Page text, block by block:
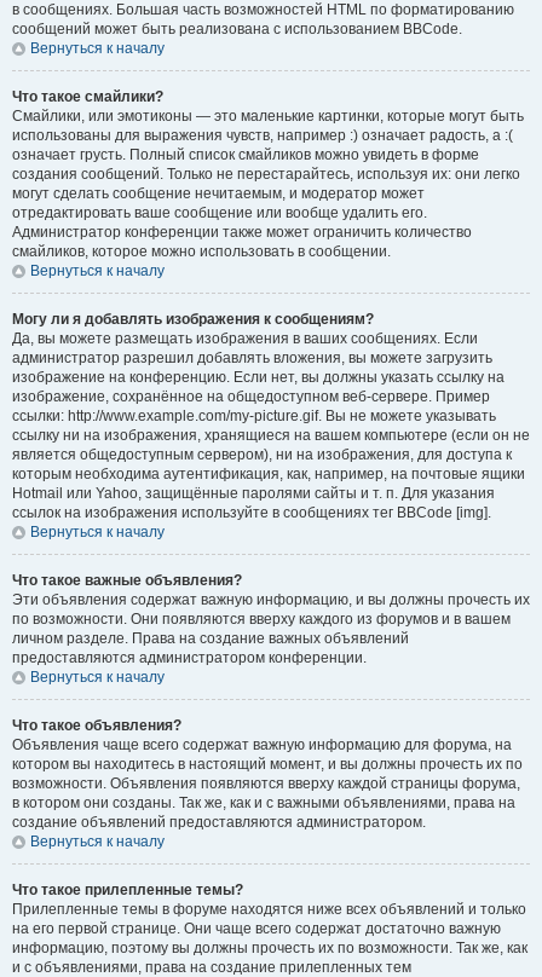
в сообщениях. Большая часть возможностей HTML по форматированию
сообщений может быть реализована с использованием BBCode.
Вернуться к началу
Что такое смайлики?
Смайлики, или эмотиконы — это маленькие картинки, которые могут быть
использованы для выражения чувств, например :) означает радость, а :(
означает грусть. Полный список смайликов можно увидеть в форме
создания сообщений. Только не перестарайтесь, используя их: они легко
могут сделать сообщение нечитаемым, и модератор может
отредактировать ваше сообщение или вообще удалить его.
Администратор конференции также может ограничить количество
смайликов, которое можно использовать в сообщении.
Вернуться к началу
Могу ли я добавлять изображения к сообщениям?
Да, вы можете размещать изображения в ваших сообщениях. Если
администратор разрешил добавлять вложения, вы можете загрузить
изображение на конференцию. Если нет, вы должны указать ссылку на
изображение, сохранённое на общедоступном веб-сервере. Пример
ссылки: http://www.example.com/my-picture.gif. Вы не можете указывать
ссылку ни на изображения, хранящиеся на вашем компьютере (если он не
является общедоступным сервером), ни на изображения, для доступа к
которым необходима аутентификация, как, например, на почтовые ящики
Hotmail или Yahoo, защищённые паролями сайты и т. п. Для указания
ссылок на изображения используйте в сообщениях тег BBCode [img].
Вернуться к началу
Что такое важные объявления?
Эти объявления содержат важную информацию, и вы должны прочесть их
по возможности. Они появляются вверху каждого из форумов и в вашем
личном разделе. Права на создание важных объявлений
предоставляются администратором конференции.
Вернуться к началу
Что такое объявления?
Объявления чаще всего содержат важную информацию для форума, на
котором вы находитесь в настоящий момент, и вы должны прочесть их по
возможности. Объявления появляются вверху каждой страницы форума,
в котором они созданы. Так же, как и с важными объявлениями, права на
создание объявлений предоставляются администратором.
Вернуться к началу
Что такое прилепленные темы?
Прилепленные темы в форуме находятся ниже всех объявлений и только
на его первой странице. Они чаще всего содержат достаточно важную
информацию, поэтому вы должны прочесть их по возможности. Так же, как
и с объявлениями, права на создание прилепленных тем